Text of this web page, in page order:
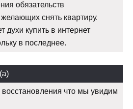
обязательств
снять квартиру.
духи купить в интернет
в последнее.
восстановления что мы увидим